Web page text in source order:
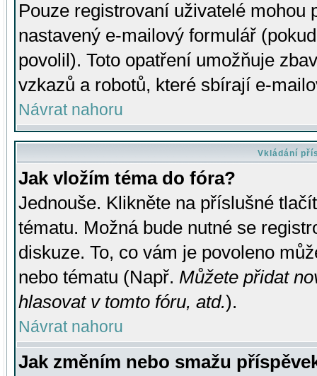
Pouze registrovaní uživatelé mohou
nastavený e-mailový formulář
povolil). Toto opatření umožňuje
vzkazů a robotů, které sbírají e-
Návrat nahoru
Vkládání
Jak vložím téma do fóra?
Jednouše. Klikněte na příslušné
tématu. Možná bude nutné se
diskuze. To, co vám je povoleno
nebo tématu (Např. Můžete přidat
hlasovat v tomto fóru, atd.).
Návrat nahoru
Jak změním nebo smažu